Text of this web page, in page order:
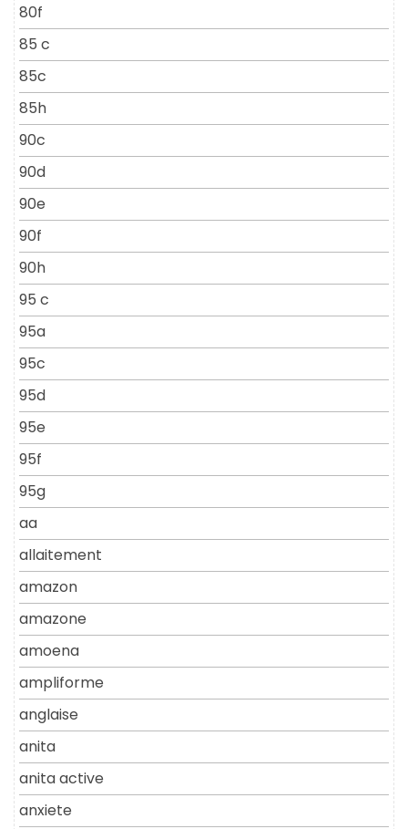
80f
85 c
85c
85h
90c
90d
90e
90f
90h
95 c
95a
95c
95d
95e
95f
95g
aa
allaitement
amazon
amazone
amoena
ampliforme
anglaise
anita
anita active
anxiete